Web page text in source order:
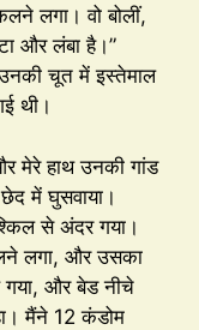
लगा। वो बोलीं,
और लंबा है।”
चूत में इस्तेमाल
थी।
मेरे हाथ उनकी गांड
में घुसवाया।
से अंदर गया।
लगा, और उसका
और बेड नीचे
मैंने 12 कंडोम